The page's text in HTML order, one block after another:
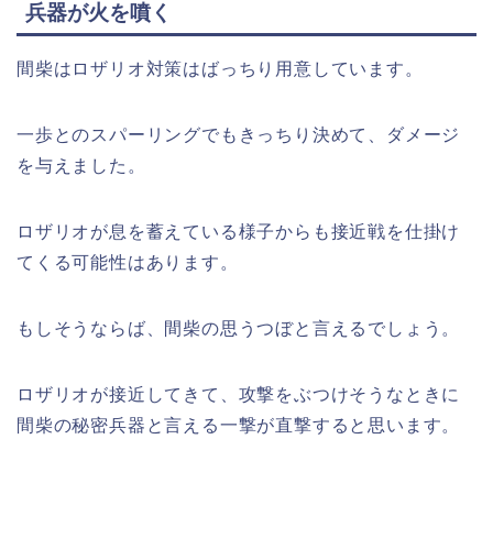
兵器が火を噴く
間柴はロザリオ対策はばっちり用意しています。
一歩とのスパーリングでもきっちり決めて、ダメージ
を与えました。
ロザリオが息を蓄えている様子からも接近戦を仕掛け
てくる可能性はあります。
もしそうならば、間柴の思うつぼと言えるでしょう。
ロザリオが接近してきて、攻撃をぶつけそうなときに
間柴の秘密兵器と言える一撃が直撃すると思います。